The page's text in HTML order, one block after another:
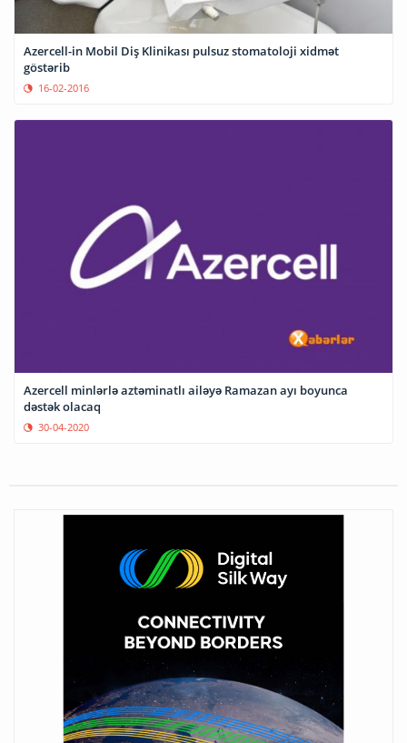
Azercell-in Mobil Diş Klinikası pulsuz stomatoloji xidmət
göstərib
16-02-2016
Azercell minlərlə aztəminatlı ailəyə Ramazan ayı boyunca
dəstək olacaq
30-04-2020